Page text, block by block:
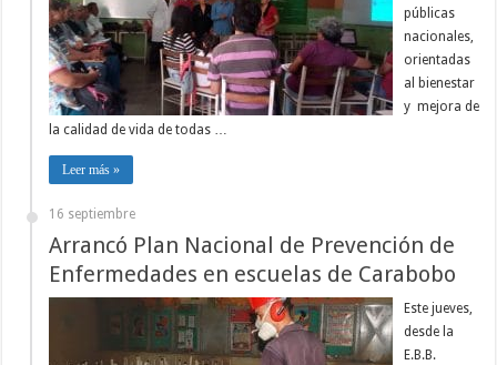
públicas
nacionales,
orientadas
al bienestar
y mejora de
la calidad de vida de todas …
Leer más »
16 septiembre
Arrancó Plan Nacional de Prevención de
Enfermedades en escuelas de Carabobo
Este jueves,
desde la
E.B.B.